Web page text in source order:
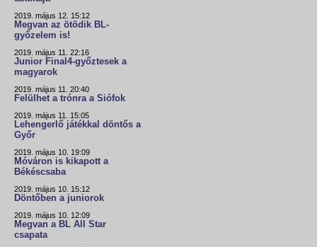
2019. május 12. 15:12
Megvan az ötödik BL-
győzelem is!
2019. május 11. 22:16
Junior Final4-győztesek a
magyarok
2019. május 11. 20:40
Felülhet a trónra a Siófok
2019. május 11. 15:05
Lehengerlő játékkal döntős a
Győr
2019. május 10. 19:09
Móváron is kikapott a
Békéscsaba
2019. május 10. 15:12
Döntőben a juniorok
2019. május 10. 12:09
Megvan a BL All Star
csapata